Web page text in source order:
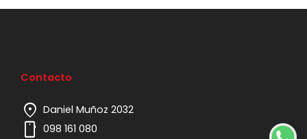
Contacto
location_on Daniel Muñoz 2032
mobile 098 161 080